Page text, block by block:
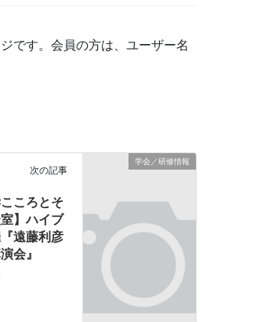
です。会員の方は、ユーザー名
学会／研修情報
次の記事
こころとそ
】ハイブ
遠藤利彦
会』